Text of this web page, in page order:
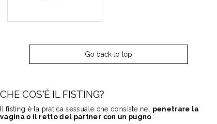
Go back to top
CHE COS'È IL FISTING?
Il fisting è la pratica sessuale che consiste nel penetrare la
vagina o il retto del partner con un pugno